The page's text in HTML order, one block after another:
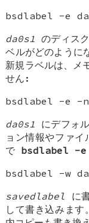
bsdlabel -e
da0s1 のディス
ベルがどのように
新規ラベルは、メ
せん :
bsdlabel -e -n
da0s1 にデフォ
ョン情報やファ
で bsdlabel -e
bsdlabel -w
savedlabel
に
して書き込みま